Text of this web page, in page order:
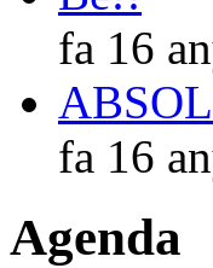
fa 16
fa 16
Agenda